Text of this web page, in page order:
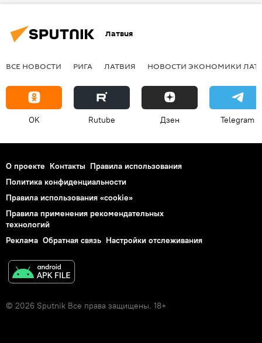
Латвия
ВСЕ НОВОСТИ РИГА ЛАТВИЯ НОВОСТИ ЭКОНОМИКИ
OK Rutube Дзен Telegram
О проекте Контакты Правила использования
Политика конфиденциальности
Правила использования «cookie»
Правила применения рекомендательных
технологий
Реклама Обратная связь Настройки отслеживания
© 2026 Sputnik Все права защищены. 18+